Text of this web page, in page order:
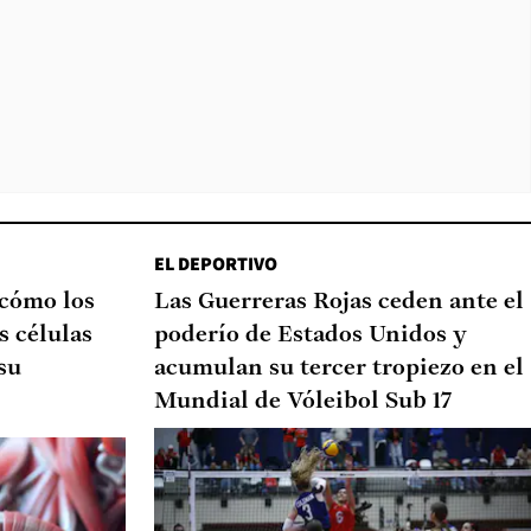
los
células
EL DEPORTIVO
Las Guerreras Rojas ceden ante el
poderío de Estados Unidos y
acumulan su tercer tropiezo en el
Mundial de Vóleibol Sub 17